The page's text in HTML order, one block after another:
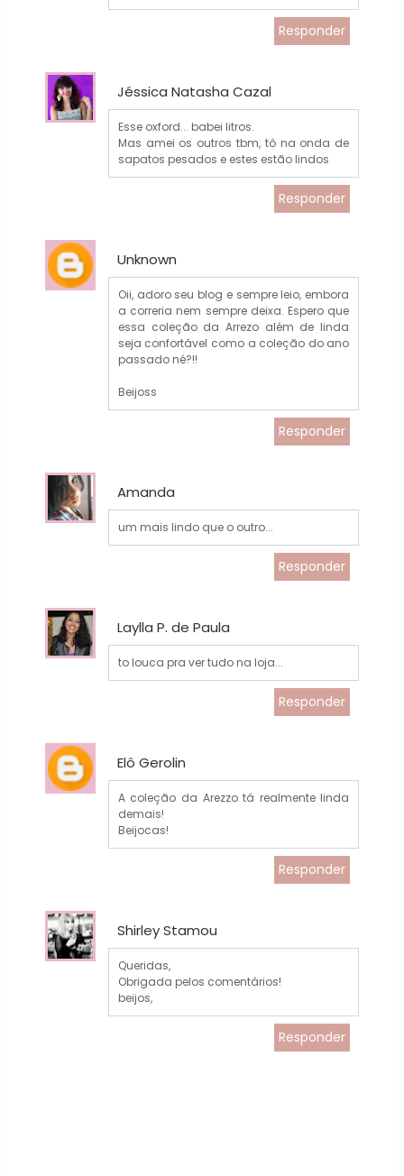
Responder
Jéssica Natasha Cazal
Esse oxford... babei litros.
Mas amei os outros tbm, tô na onda de
sapatos pesados e estes estão lindos
Responder
Unknown
Oii, adoro seu blog e sempre leio, embora
a correria nem sempre deixa. Espero que
essa coleção da Arrezo além de linda
seja confortável como a coleção do ano
passado né?!!
Beijoss
Responder
Amanda
um mais lindo que o outro...
Responder
Laylla P. de Paula
to louca pra ver tudo na loja...
Responder
Elô Gerolin
A coleção da Arezzo tá realmente linda
demais!
Beijocas!
Responder
Shirley Stamou
Queridas,
Obrigada pelos comentários!
beijos,
Responder